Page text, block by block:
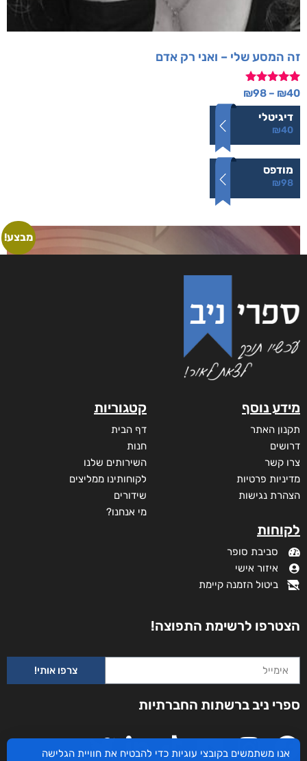
זה המסע שלי – ואני רק אדם
דורג
מתוך 5
₪40
–
₪98
דיגיטלי
₪40
מודפס
₪98
מבצע!
דורג₪29
–
₪46
מידע נוסף
תקנון האתר
דרושים
צרו קשר
מדיניות פרטיות
הצהרת נגישות
לקוחות
סביבת סופר
איזור אישי
ביטול הזמנה קיימת
קטגוריות
דף הבית
חנות
השירותים שלנו
לקוחותינו ממליצים
שידורים
מי אנחנו?
הצטרפו לרשימת התפוצה!
צרפו אותי!
ספרי ניב ברשתות החברתיות
אנו משתמשים בקובצי עוגיות כדי להבטיח את חוויית הגלישה